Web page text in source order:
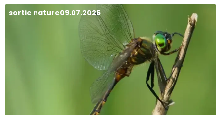
sortie nature09.07.2026